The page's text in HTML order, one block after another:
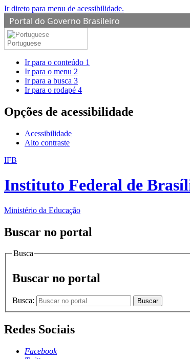
Ir direto para menu de acessibilidade.
Portal do Governo Brasileiro
Portuguese
Ir para o conteúdo 1
Ir para o menu 2
Ir para a busca 3
Ir para o rodapé 4
Opções de acessibilidade
Acessibilidade
Alto contraste
IFB
Instituto Federal de
Ministério da Educação
Buscar no portal
Busca
Buscar no portal
Busca: Buscar
Redes Sociais
Facebook